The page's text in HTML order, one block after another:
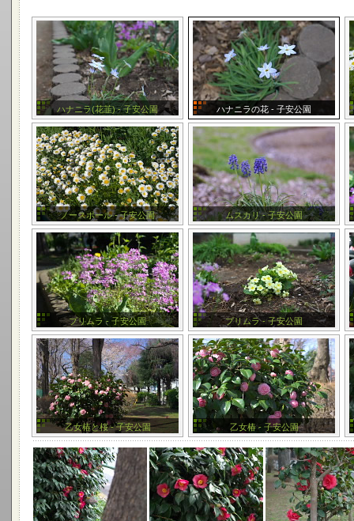
ハナニラ(花韮) - 子安公園 ハナニラの花 - 子安公園
ノースポール - 子安公園 ムスカリ - 子安公園
プリムラ - 子安公園 プリムラ - 子安公園
乙女椿と桜 - 子安公園 乙女椿 - 子安公園